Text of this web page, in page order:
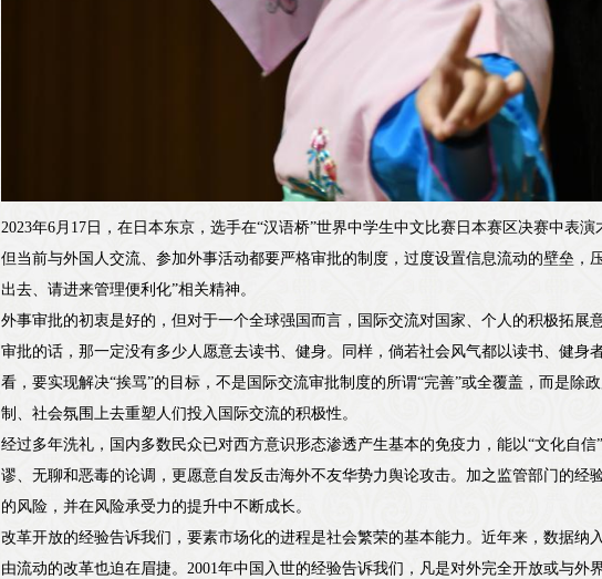
2023年6月17日，在日本东京，选手在“汉语桥”世界中学生中文比赛日本赛区决赛中表演
但当前与外国人交流、参加外事活动都要严格审批的制度，过度设置信息流动的壁垒，
出去、请进来管理便利化”相关精神。
外事审批的初衷是好的，但对于一个全球强国而言，国际交流对国家、个人的积极拓展
审批的话，那一定没有多少人愿意去读书、健身。同样，倘若社会风气都以读书、健身
看，要实现解决“挨骂”的目标，不是国际交流审批制度的所谓“完善”或全覆盖，而是除
制、社会氛围上去重塑人们投入国际交流的积极性。
经过多年洗礼，国内多数民众已对西方意识形态渗透产生基本的免疫力，能以“文化自
谬、无聊和恶毒的论调，更愿意自发反击海外不友华势力舆论攻击。加之监管部门的经
的风险，并在风险承受力的提升中不断成长。
改革开放的经验告诉我们，要素市场化的进程是社会繁荣的基本能力。近年来，数据纳
由流动的改革也迫在眉捷。2001年中国入世的经验告诉我们，凡是对外完全开放或与